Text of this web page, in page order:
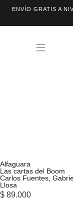
ENVÍO GRATIS A
Alfaguara
Las cartas del Boom
Carlos Fuentes
Llosa
$ 89.000